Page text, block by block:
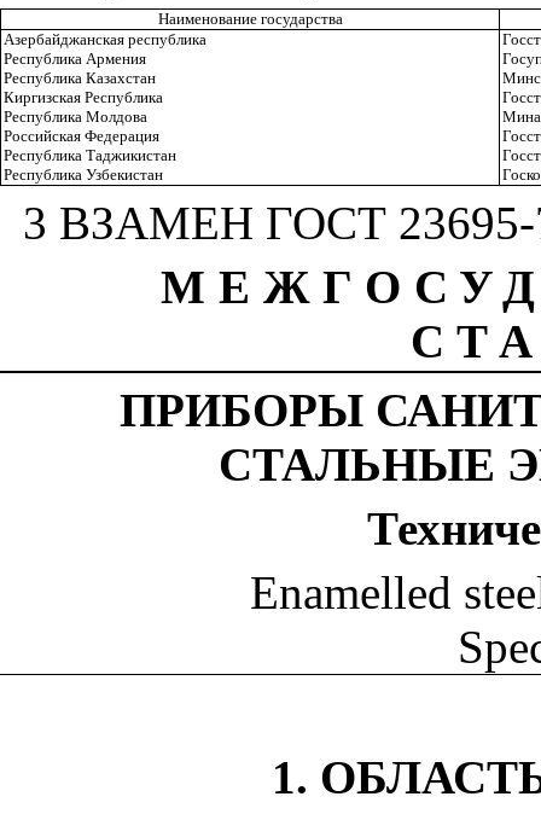
Наименование государства
Азербайджанская республика
Республика Армения
Республика Казахстан
Киргизская Республика
Республика Молдова
Российская Федерация
Республика Таджикистан
Республика Узбекистан
3 ВЗАМЕН ГОСТ 23695-
ПРИБОРЫ
СТАЛЬНЫЕ
Enamelled
1.